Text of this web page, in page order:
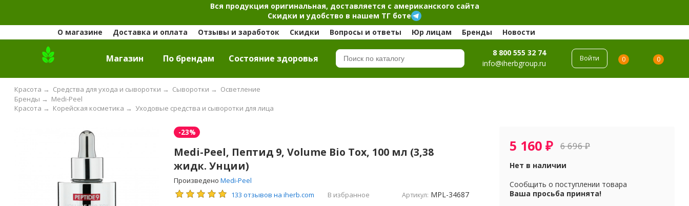
Вся продукция оригинальная, доставляется с американского сайта
Скидки и удобство в нашем ТГ боте
О магазине
Доставка и оплата Отзывы и заработок Скидки Вопросы и ответы Юр лицам Бренды Новости
Магазин По брендам Cостояние здоровья
8 800 555 32 74
info@iherbgroup.ru
Войти 0 0
Красота → Средства для ухода и сыворотки → Сыворотки → Осветление
Medi-Peel
Бренды →
Уходовые средства и сыворотки для лица
Корейская косметика →
Красота →
-23%
Medi-Peel, Пептид 9, Volume Bio Tox, 100 мл (3,38
жидк. Унции)
ПроизведеноMedi-Peel
133 отзывов на iherb.com
В избранное Артикул: MPL-34687
5 160 ₽ 6 696₽
Нет в наличии
Сообщить о поступлении товара
Ваша просьба принята!